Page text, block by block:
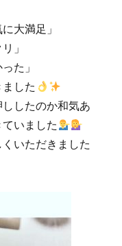
大満足」
」
た」
した
したのか和気あ
いました
いただきました